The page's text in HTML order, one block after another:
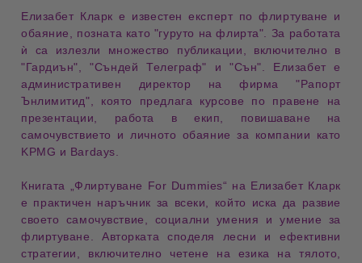
Елизабет Кларк е известенексперт по флиртуване и
обаяние
, позната като "гуруто на флирта" . За работата
ѝ са излезли множество публикации , включително в
"Гардиън" ,"Съндей Телеграф" и"Сън" . Елизабет е
административен директор на фирма"Рапорт
Ънлимитид" , която предлага курсове по правене на
презентации
работа в екип
повишаване на
самочувствието
и личното обаяние за компании като
KPMG и Bardays
Книгата „Флиртуване For Dummies“ на Елизабет Кларк
е практичен наръчник за всеки, който иска да развие
своето самочувствие социални умения и умение за
флиртуване
. Авторката споделя лесни и ефективни
стратегии, включително четене на езика на тялото